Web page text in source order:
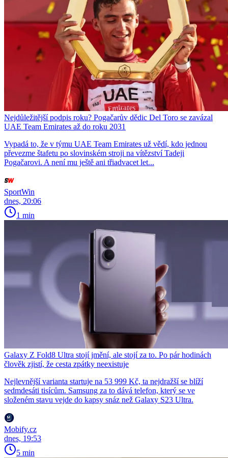
Nejdůležitější podpis roku? Pogačarův dědic Del Toro se zavázal
UAE Team Emirates až do roku 2031
Vypadá to, že v týmu UAE Team Emirates už vědí, kdo jednou
převezme štafetu po slovinském stroji na vítězství Tadeji
Pogačarovi. A není mu ještě ani třiadvacet let...
SportWin
dnes, 20:06
1 min
Galaxy Z Fold8 Ultra stojí jmění, ale stojí za to. Po pár hodinách
člověk zjistí, že cesta zpátky neexistuje
Nejlevnější varianta startuje na 53 999 Kč, ta nejdražší se blíží
sedmdesáti tisícům. Samsung za to dává telefon, který se ve
složeném stavu vejde do kapsy snáz než Galaxy S23 Ultra.
Mobify.cz
dnes, 19:53
5 min